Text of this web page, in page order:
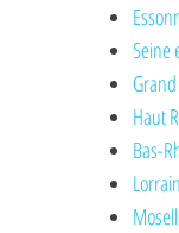
Seine
Haut
Bas-